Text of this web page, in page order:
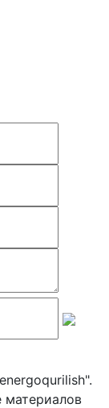
материалов